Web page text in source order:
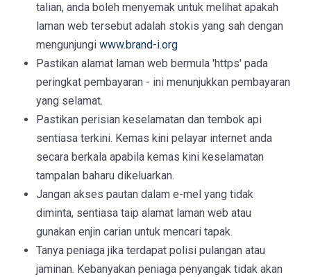
talian, anda boleh menyemak untuk melihat apakah
laman web tersebut adalah stokis yang sah dengan
mengunjungiwww.brand-i.org
Pastikan alamat laman web bermula 'https' pada
peringkat pembayaran - ini menunjukkan pembayaran
yang selamat.
Pastikan perisian keselamatan dan tembok api
sentiasa terkini. Kemas kini pelayar internet anda
secara berkala apabila kemas kini keselamatan
tampalan baharu dikeluarkan.
Jangan akses pautan dalam e-mel yang tidak
diminta, sentiasa taip alamat laman web atau
gunakan enjin carian untuk mencari tapak.
Tanya peniaga jika terdapat polisi pulangan atau
jaminan. Kebanyakan peniaga penyangak tidak akan